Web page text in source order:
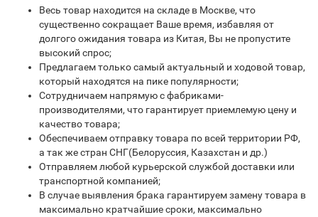
Весь товар находится на складе в Москве, что
существенно сокращает Ваше время, избавляя от
долгого ожидания товара из Китая, Вы не пропустите
высокий спрос;
Предлагаем только самый актуальный и ходовой товар,
который находятся на пике популярности;
Сотрудничаем напрямую с фабриками-
производителями, что гарантирует приемлемую цену и
качество товара;
Обеспечиваем отправку товара по всей территории РФ,
а так же стран СНГ(Белоруссия, Казахстан и др.)
Отправляем любой курьерской службой доставки или
транспортной компанией;
В случае выявления брака гарантируем замену товара в
максимально кратчайшие сроки, максимально